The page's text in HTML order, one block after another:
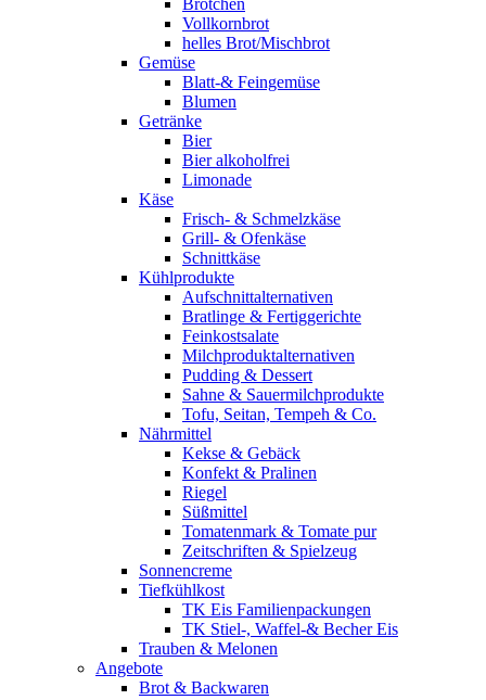
Brötchen
Vollkornbrot
helles Brot/Mischbrot
Gemüse
Blatt-& Feingemüse
Blumen
Getränke
Bier
Bier alkoholfrei
Limonade
Käse
Frisch- & Schmelzkäse
Grill- & Ofenkäse
Schnittkäse
Kühlprodukte
Aufschnittalternativen
Bratlinge & Fertiggerichte
Feinkostsalate
Milchproduktalternativen
Pudding & Dessert
Sahne & Sauermilchprodukte
Tofu, Seitan, Tempeh & Co.
Nährmittel
Kekse & Gebäck
Konfekt & Pralinen
Riegel
Süßmittel
Tomatenmark & Tomate pur
Zeitschriften & Spielzeug
Sonnencreme
Tiefkühlkost
TK Eis Familienpackungen
TK Stiel-, Waffel-& Becher Eis
Trauben & Melonen
Angebote
Brot & Backwaren